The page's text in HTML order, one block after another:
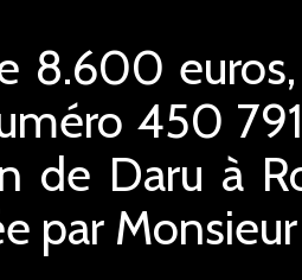
8.600
450
de Daru à
par